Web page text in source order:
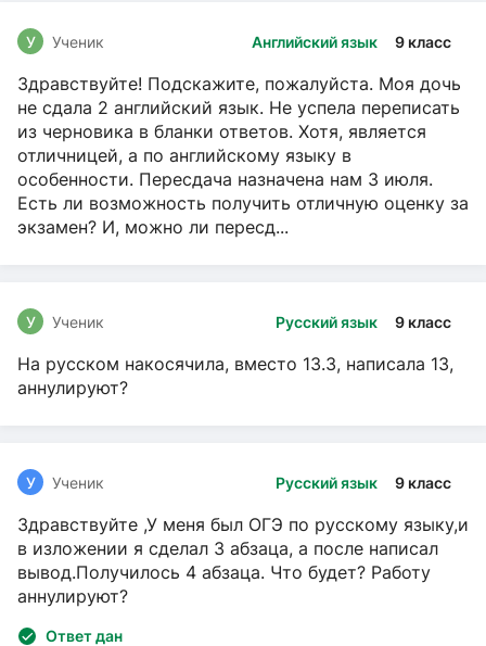
Английский язык 9 класс
У Ученик
Здравствуйте! Подскажите, пожалуйста. Моя дочь
не сдала 2 английский язык. Не успела переписать
из черновика в бланки ответов. Хотя, является
отличницей, а по английскому языку в
особенности. Пересдача назначена нам 3 июля.
Есть ли возможность получить отличную оценку за
экзамен? И, можно ли пересд...
Русский язык 9 класс
У Ученик
На русском накосячила, вместо 13.3, написала 13,
аннулируют?
Русский язык 9 класс
У Ученик
Здравствуйте ,У меня был ОГЭ по русскому языку,и
в изложении я сделал 3 абзаца, а после написал
вывод.Получилось 4 абзаца. Что будет? Работу
аннулируют?
Ответ дан